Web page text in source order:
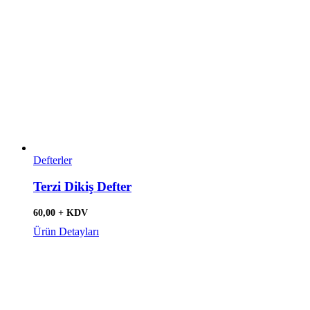
Defterler
Terzi Dikiş Defter
60,00 + KDV
Ürün Detayları